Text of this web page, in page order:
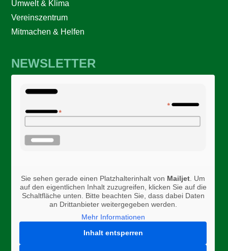
Umwelt & Klima
Vereinszentrum
Mitmachen & Helfen
NEWSLETTER
Sie sehen gerade einen Platzhalterinhalt von Mailjet. Um
auf den eigentlichen Inhalt zuzugreifen, klicken Sie auf die
Schaltfläche unten. Bitte beachten Sie, dass dabei Daten
an Drittanbieter weitergegeben werden.
Mehr Informationen
Inhalt entsperren